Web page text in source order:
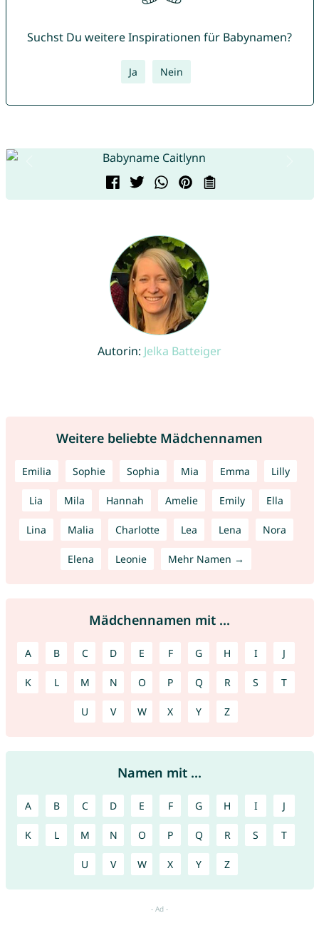
Suchst Du weitere Inspirationen für Babynamen?
Ja Nein
Autorin: Jelka Batteiger
Weitere beliebte Mädchennamen
Emilia Sophie Sophia Mia Emma Lilly
Lia Mila Hannah Amelie Emily Ella
Lina Malia Charlotte Lea Lena Nora
Elena Leonie Mehr Namen →
Mädchennamen mit ...
A B C D E F G H I J
K L M N O P Q R S T
U V W X Y Z
Namen mit ...
A B C D E F G H I J
K L M N O P Q R S T
U V W X Y Z